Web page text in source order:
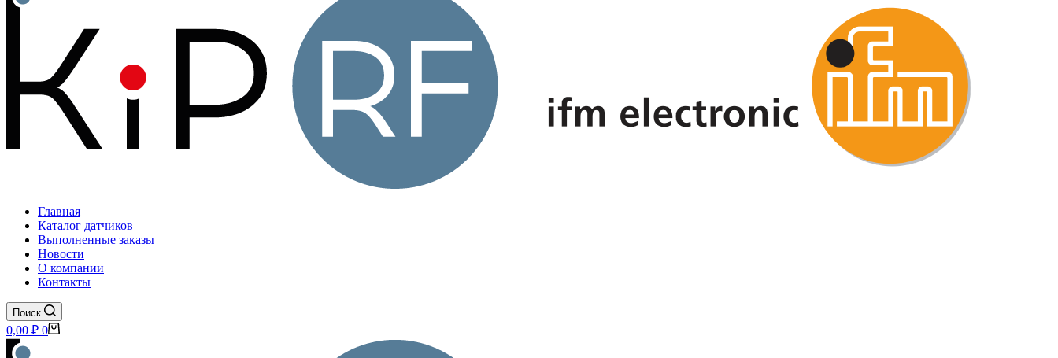
Главная
Каталог датчиков
Выполненные заказы
Новости
О компании
Контакты
Поиск
Корзина
0,00 ₽ 0